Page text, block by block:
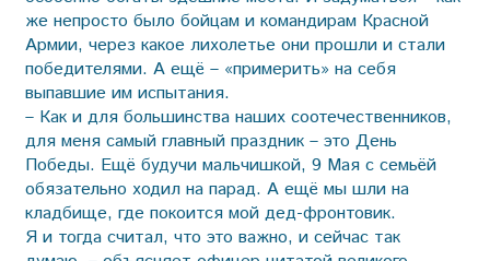
же непросто было бойцам и командирам Красной
Армии, через какое лихолетье они прошли и стали
победителями. А ещё – «примерить» на себя
выпавшие им испытания.
– Как и для большинства наших соотечественников,
для меня самый главный праздник – это День
Победы. Ещё будучи мальчишкой, 9 Мая с семьёй
обязательно ходил на парад. А ещё мы шли на
кладбище, где покоится мой дед-фронтовик.
Я и тогда считал, что это важно, и сейчас так